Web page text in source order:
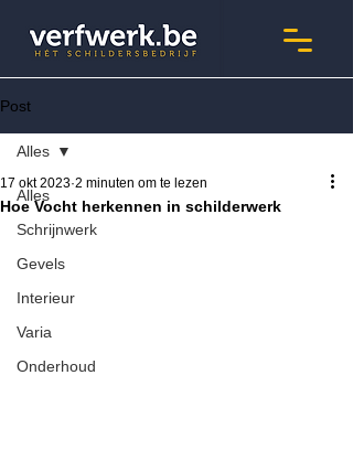
Post
Alles
Schrijnwerk
Gevels
Interieur
Varia
Onderhoud
Alles
Hoe Vocht herkennen in schilderwerk
17 okt 2023 2 minuten om te lezen